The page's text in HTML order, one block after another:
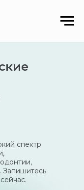
спектр
Запишитесь